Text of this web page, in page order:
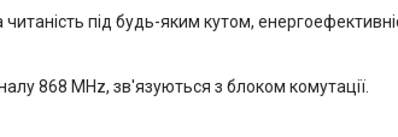
під будь-яким кутом,
868 MHz, зв'язуються з блоком комутації.